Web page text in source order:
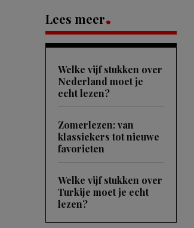
Lees meer
Welke vijf stukken over
Nederland moet je
echt lezen?
Zomerlezen: van
klassiekers tot nieuwe
favorieten
Welke vijf stukken over
Turkije moet je echt
lezen?